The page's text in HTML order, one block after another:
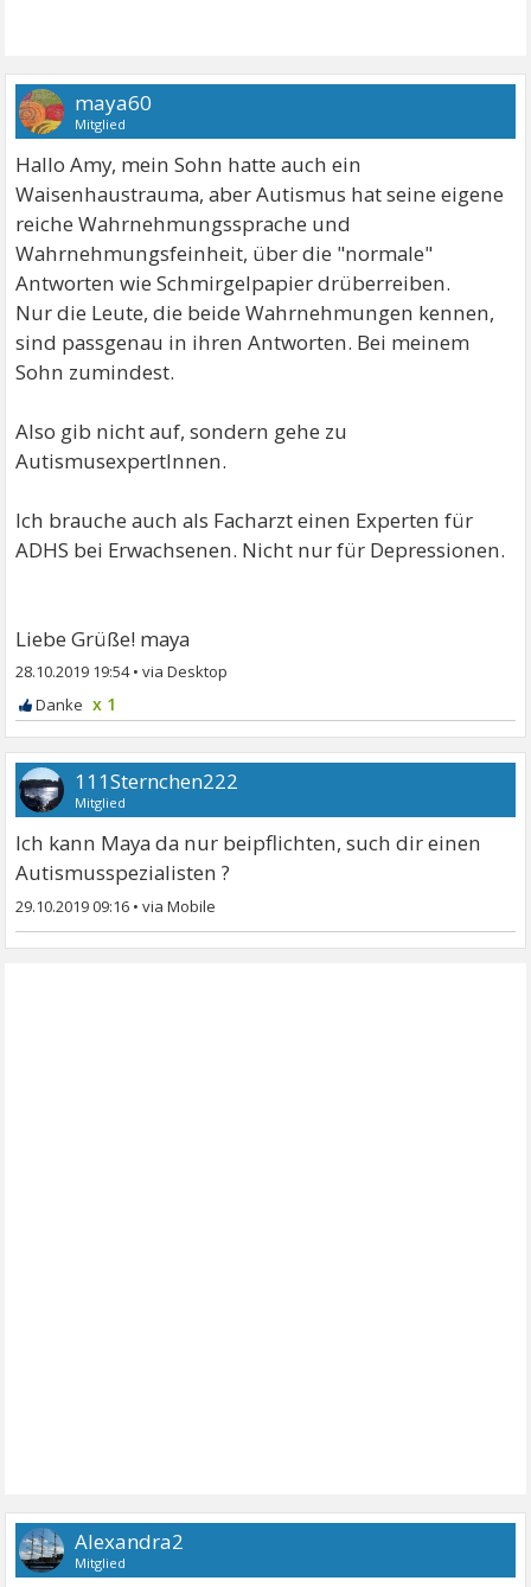
maya60
Mitglied
Hallo Amy, mein Sohn hatte auch ein
Waisenhaustrauma, aber Autismus hat seine eigene
reiche Wahrnehmungssprache und
Wahrnehmungsfeinheit, über die "normale"
Antworten wie Schmirgelpapier drüberreiben.
Nur die Leute, die beide Wahrnehmungen kennen,
sind passgenau in ihren Antworten. Bei meinem
Sohn zumindest.
Also gib nicht auf, sondern gehe zu
AutismusexpertInnen.
Ich brauche auch als Facharzt einen Experten für
ADHS bei Erwachsenen. Nicht nur für Depressionen.
Liebe Grüße! maya
28.10.2019 19:54•
x 1
111Sternchen222
Mitglied
Ich kann Maya da nur beipflichten, such dir einen
Autismusspezialisten ?
29.10.2019 09:16 •
Alexandra2
Mitglied